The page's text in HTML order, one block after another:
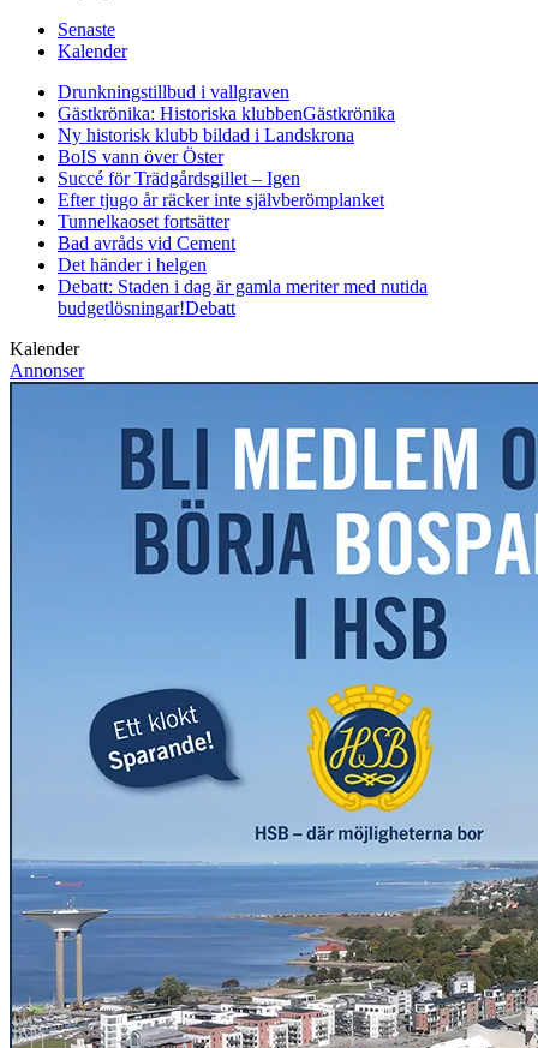
Senaste
Kalender
Drunkningstillbud i vallgraven
Gästkrönika: Historiska klubbenGästkrönika
Ny historisk klubb bildad i Landskrona
BoIS vann över Öster
Succé för Trädgårdsgillet – Igen
Efter tjugo år räcker inte självberömplanket
Tunnelkaoset fortsätter
Bad avråds vid Cement
Det händer i helgen
Debatt: Staden i dag är gamla meriter med nutida
budgetlösningar!Debatt
Kalender
Annonser